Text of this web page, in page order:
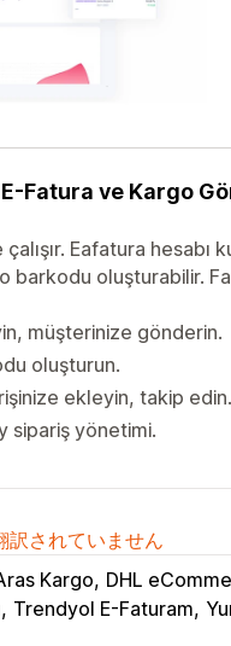
Fatura ve Kargo
Eafatura hesabı
barkodu oluşturabilir.
müşterinize gönderin.
oluşturun.
ekleyin, takip edin.
sipariş yönetimi.
訳されていません
Kargo DHL
Trendyol E-Faturam